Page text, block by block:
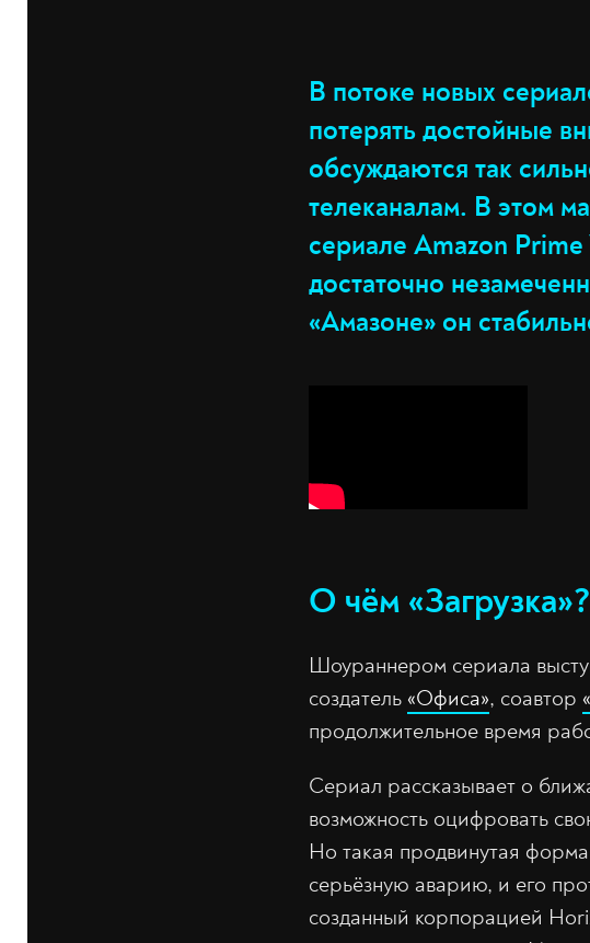
В потоке новых
потерять достойные
обсуждаются так
телеканалам. В этом
сериале Amazon
достаточно
«Амазоне» он
О чём «Загрузка»?
Шоураннером сериала
создатель «Офиса», соавтор
продолжительное время
Сериал рассказывает о
возможность оцифровать
Но такая продвинутая
серьёзную аварию, и его
созданный корпорацией